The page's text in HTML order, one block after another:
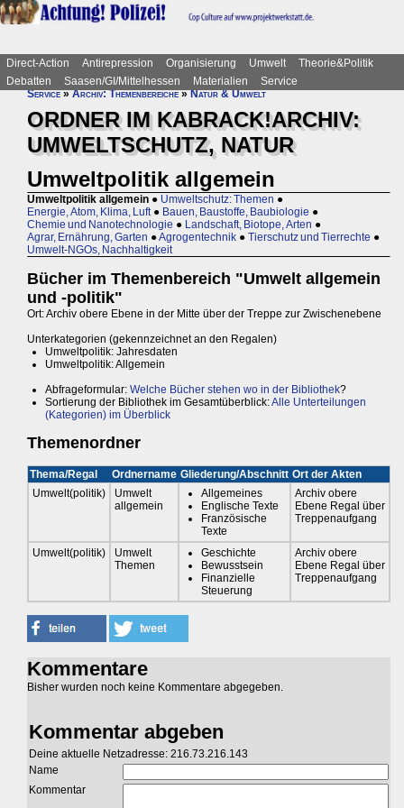
Direct-Action Antirepression Organisierung Umwelt
Theorie&Politik
Debatten
Saasen/GI/Mittelhessen Materialien
Service
Service»Archiv: Themenbereiche»Natur & Umwelt
ORDNER IM KABRACK!ARCHIV:
UMWELTSCHUTZ, NATUR
Umweltpolitik allgemein
Umweltpolitik allgemein ● Umweltschutz: Themen ●
Energie, Atom, Klima, Luft ● Bauen, Baustoffe, Baubiologie ●
Chemie und Nanotechnologie ● Landschaft, Biotope, Arten ●
Agrar, Ernährung, Garten ●Agrogentechnik ● Tierschutz und Tierrechte ●
Umwelt-NGOs, Nachhaltigkeit
Bücher im Themenbereich "Umwelt allgemein
und -politik"
Ort: Archiv obere Ebene in der Mitte über der Treppe zur Zwischenebene
Unterkategorien (gekennzeichnet an den Regalen)
Umweltpolitik: Jahresdaten
Umweltpolitik: Allgemein
Abfrageformular: Welche Bücher stehen wo in der Bibliothek?
Sortierung der Bibliothek im Gesamtüberblick:Alle Unterteilungen
(Kategorien) im Überblick
Themenordner
Thema/Regal Ordnername Gliederung/Abschnitt Ort der Akten
Umwelt(politik)
Umwelt
allgemein
Allgemeines
Englische Texte
Französische
Texte
Archiv obere
Ebene Regal über
Treppenaufgang
Umwelt(politik)
Umwelt
Themen
Geschichte
Bewusstsein
Finanzielle
Steuerung
Archiv obere
Ebene Regal über
Treppenaufgang
Kommentare
Bisher wurden noch keine Kommentare abgegeben.
Kommentar abgeben
Deine aktuelle Netzadresse: 216.73.216.143
Name
Kommentar